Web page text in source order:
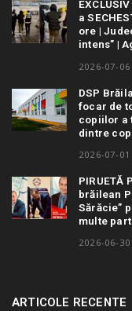
a
ore |
intens” |
2026-07-06
DSP
focar de
copiilor a
dintre
2026-07-01
PIRUETĂ
brăilean
Sărăcie”
multe
2026-06-30
ARTICOLE RECENTE